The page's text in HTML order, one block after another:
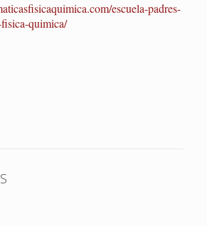
escuela-padres-
quimica/